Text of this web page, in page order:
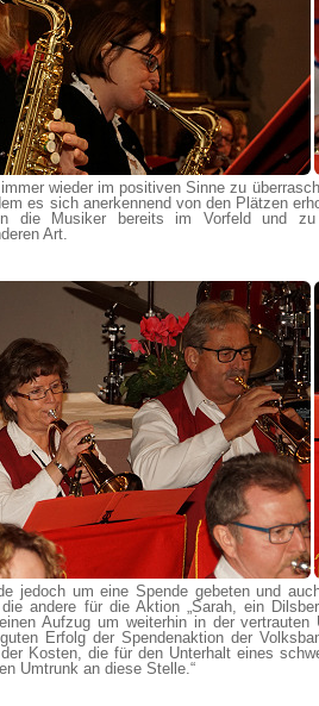
wieder im positiven Sinne zu
es sich anerkennend von den Plätzen
die Musiker bereits im Vorfeld und
Art.
jedoch um eine Spende gebeten und
andere für die Aktion „Sarah, ein
Aufzug um weiterhin in der
Erfolg der Spendenaktion der
Kosten, die für den Unterhalt eines
Umtrunk an diese Stelle.“